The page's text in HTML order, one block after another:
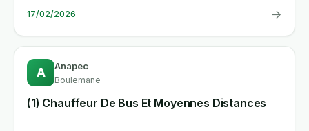
17/02/2026 →
A Anapec
Boulemane
(1) Chauffeur De Bus Et Moyennes Distances